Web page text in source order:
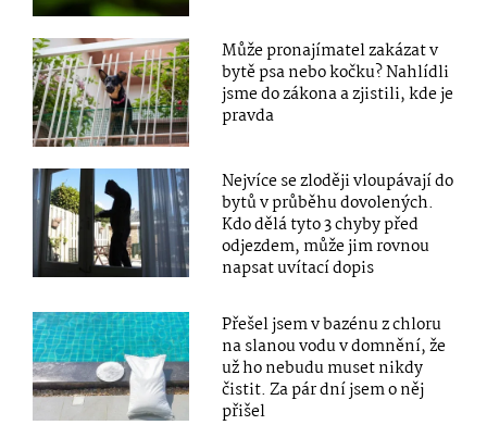
Může pronajímatel zakázat v
bytě psa nebo kočku? Nahlídli
jsme do zákona a zjistili, kde je
pravda
Nejvíce se zloději vloupávají do
bytů v průběhu dovolených.
Kdo dělá tyto 3 chyby před
odjezdem, může jim rovnou
napsat uvítací dopis
Přešel jsem v bazénu z chloru
na slanou vodu v domnění, že
už ho nebudu muset nikdy
čistit. Za pár dní jsem o něj
přišel